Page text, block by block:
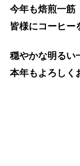
今年も焙煎一筋
皆様にコーヒー
穏やかな明るい
本年もよろしく